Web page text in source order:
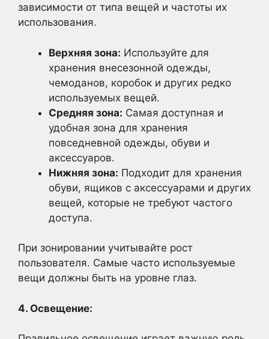
зависимости от типа вещей и частоты их
использования.
Верхняя зона: Используйте для
хранения внесезонной одежды,
чемоданов, коробок и других редко
используемых вещей.
Средняя зона: Самая доступная и
удобная зона для хранения
повседневной одежды, обуви и
аксессуаров.
Нижняя зона: Подходит для хранения
обуви, ящиков с аксессуарами и других
вещей, которые не требуют частого
доступа.
При зонировании учитывайте рост
пользователя. Самые часто используемые
вещи должны быть на уровне глаз.
4. Освещение: